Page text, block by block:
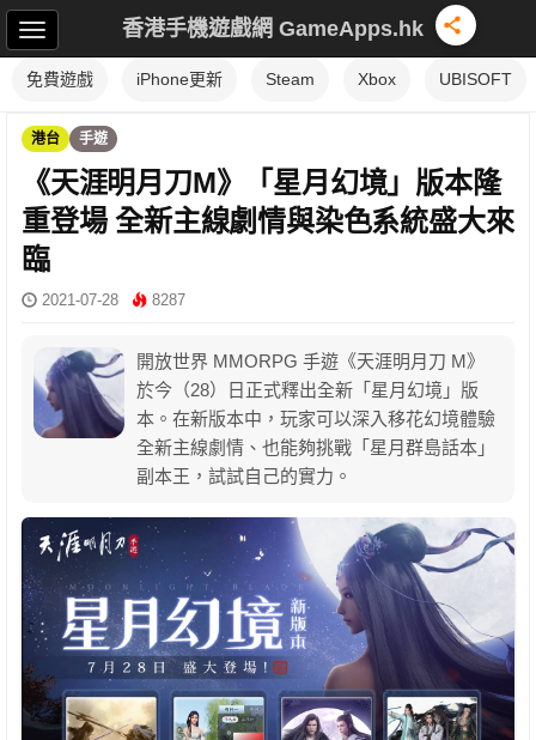
香港手機遊戲網 GameApps.hk
免費遊戲 iPhone更新 Steam Xbox UBISOFT
港台 手遊
《天涯明月刀M》「星月幻境」版本隆
重登場 全新主線劇情與染色系統盛大來
臨
2021-07-28 8287
開放世界 MMORPG 手遊《天涯明月刀 M》
於今（28）日正式釋出全新「星月幻境」版
本。在新版本中，玩家可以深入移花幻境體驗
全新主線劇情、也能夠挑戰「星月群島話本」
副本王，試試自己的實力。